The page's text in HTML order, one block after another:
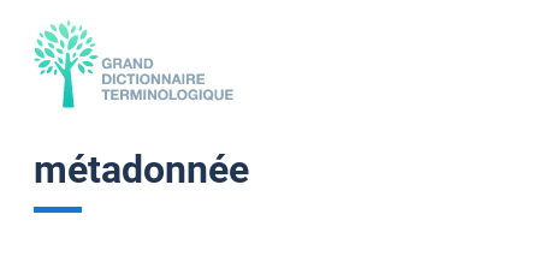
métadonnée